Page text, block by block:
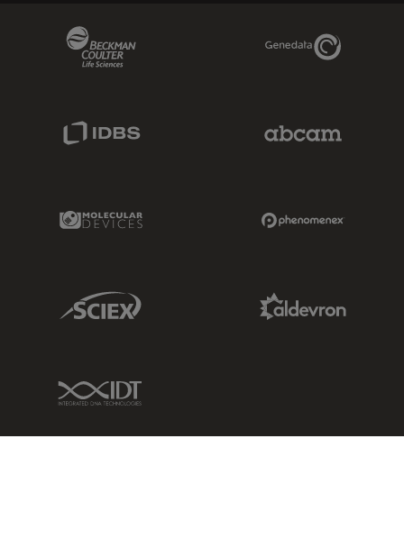
Genedata Link
IDBS Link
Molecular Devices Link
Sciex Link
IDT Link